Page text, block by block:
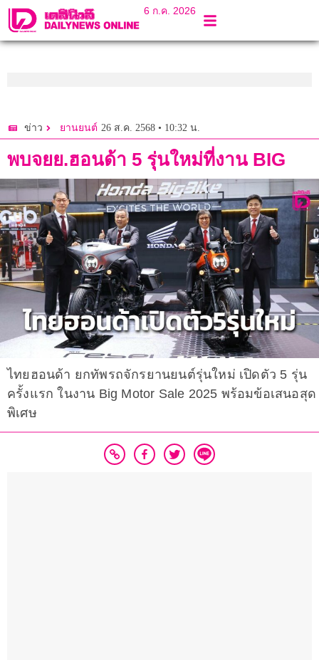
6 ก.ค. 2026
ข่าว ยานยนต์ 26 ส.ค. 2568 • 10:32 น.
พบจยย.ฮอนด้า 5 รุ่นใหม่ที่งาน BIG
ไทยฮอนด้า ยกทัพรถจักรยานยนต์รุ่นใหม่ เปิดตัว 5 รุ่น
ครั้งแรก ในงาน Big Motor Sale 2025 พร้อมข้อเสนอสุด
พิเศษ